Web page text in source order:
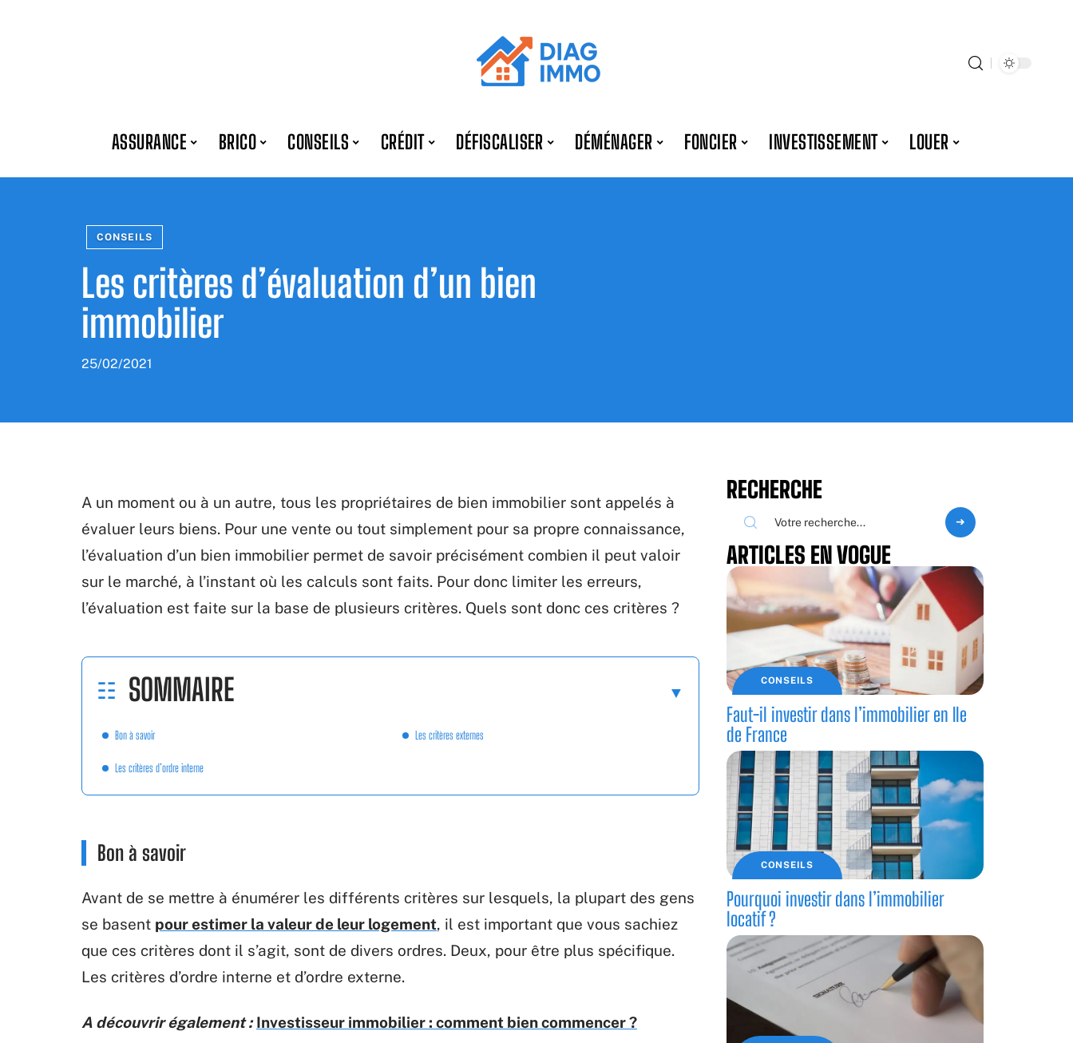
ASSURANCE BRICO CONSEILS CRÉDIT DÉFISCALISER DÉMÉNAGER FONCIER INVESTISSEMENT LOUER
CONSEILS
Les critères d’évaluation d’un bien
immobilier
25/02/2021
A un moment ou à un autre, tous les propriétaires de bien immobilier sont appelés à
évaluer leurs biens. Pour une vente ou tout simplement pour sa propre connaissance,
l’évaluation d’un bien immobilier permet de savoir précisément combien il peut valoir
sur le marché, à l’instant où les calculs sont faits. Pour donc limiter les erreurs,
l’évaluation est faite sur la base de plusieurs critères. Quels sont donc ces critères ?
SOMMAIRE
Bon à savoir
Les critères d’ordre interne
Les critères externes
Bon à savoir
Avant de se mettre à énumérer les différents critères sur lesquels, la plupart des gens
se basent pour estimer la valeur de leur logement, il est important que vous sachiez
que ces critères dont il s’agit, sont de divers ordres. Deux, pour être plus spécifique.
Les critères d’ordre interne et d’ordre externe.
A découvrir également : Investisseur immobilier : comment bien commencer ?
RECHERCHE
ARTICLES EN VOGUE
CONSEILS
Faut-il investir dans l’immobilier en Ile
de France
CONSEILS
Pourquoi investir dans l’immobilier
locatif ?